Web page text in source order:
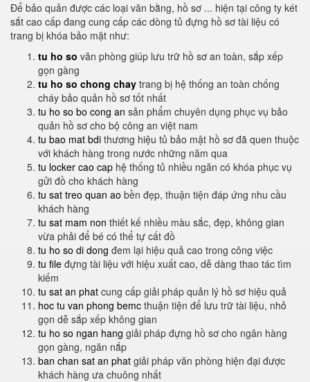
Để bảo quản được các loại văn bằng, hồ sơ ... hiện tại công ty két
sắt cao cấp đang cung cấp các dòng tủ đựng hồ sơ tài liệu có
trang bị khóa bảo mật như:
tu ho so văn phòng giúp lưu trữ hồ sơ an toàn, sắp xếp
gọn gàng
tu ho so chong chay trang bị hệ thống an toàn chống
cháy bảo quản hồ sơ tốt nhất
tu ho so bo cong an sản phẩm chuyên dụng phục vụ bảo
quản hồ sơ cho bộ công an việt nam
tu bao mat bdi thương hiệu tủ bảo mật hồ sơ đã quen thuộc
với khách hàng trong nước những năm qua
tu locker cao cap hệ thống tủ nhiều ngăn có khóa phục vụ
gửi đồ cho khách hàng
tu sat treo quan ao bền đẹp, thuận tiện đáp ứng nhu cầu
khách hàng
tu sat mam non thiết kế nhiều màu sắc, đẹp, không gian
vừa phải để bé có thể tự cất đồ
tu ho so di dong đem lại hiệu quả cao trong công việc
tu file đựng tài liệu với hiệu xuất cao, dễ dàng thao tác tìm
kiếm
tu sat an phat cung cấp giải pháp quản lý hồ sơ hiệu quả
hoc tu van phong bemc thuận tiện để lưu trữ tài liệu, nhỏ
gọn dễ sắp xếp không gian
tu ho so ngan hang giải pháp đựng hồ sơ cho ngân hàng
gọn gàng, ngăn nắp
ban chan sat an phat giải pháp văn phòng hiện đại được
khách hàng ưa chuông nhất